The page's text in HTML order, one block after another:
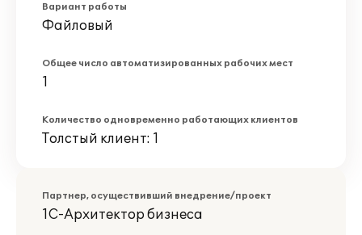
Вариант работы
Файловый
Общее число автоматизированных рабочих мест
1
Количество одновременно работающих клиентов
Толстый клиент: 1
Партнер, осуществивший внедрение/проект
1С-Архитектор бизнеса